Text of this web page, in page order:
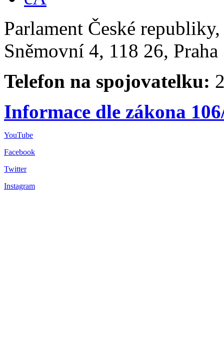
Parlament České
Sněmovní 4, 118 26,
Telefon na spojovatelku:
Informace dle zákona
YouTube
Facebook
Twitter
Instagram